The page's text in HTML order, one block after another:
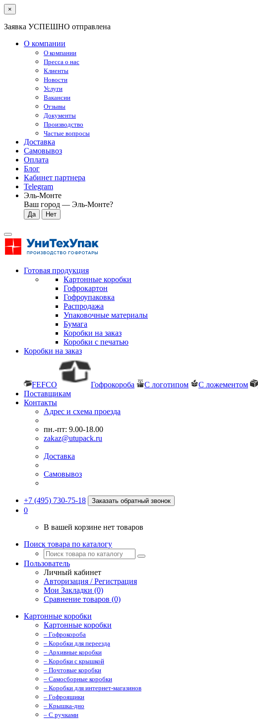
×
Заявка УСПЕШНО отправлена
О компании
О компании
Пресса о нас
Клиенты
Новости
Услуги
Вакансии
Отзывы
Документы
Производство
Частые вопросы
Доставка
Самовывоз
Оплата
Блог
Кабинет партнера
Telegram
Эль-Монте
Ваш город — Эль-Монте?
Готовая продукция
Картонные коробки
Гофрокартон
Гофроупаковка
Распродажа
Упаковочные материалы
Бумага
Коробки на заказ
Коробки с печатью
Коробки на заказ
FEFCO Гофрокороба С логотипом С ложементом
Поставщикам
Контакты
Адрес и схема проезда
пн.-пт: 9.00-18.00
zakaz@utupack.ru
Доставка
Самовывоз
+7 (495) 730-75-18 Заказать обратный звонок
0
В вашей корзине нет товаров
Поиск товара по каталогу
Пользователь
Личный кабинет
Авторизация / Регистрация
Мои Закладки (0)
Сравнение товаров (0)
Картонные коробки
Картонные коробки
– Гофрокороба
– Коробки для переезда
– Архивные коробки
– Коробки с крышкой
– Почтовые коробки
– Самосборные коробки
– Коробки для интернет-магазинов
– Гофроящики
– Крышка-дно
– С ручками